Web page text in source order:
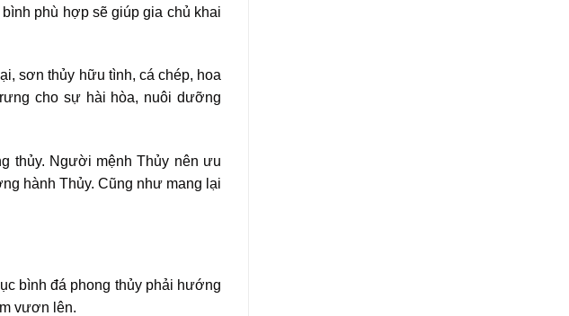
phù hợp sẽ giúp gia chủ khai
sơn thủy hữu tình, cá chép, hoa
cho sự hài hòa, nuôi dưỡng
thủy. Người mệnh Thủy nên ưu
hành Thủy. Cũng như mang lại
bình đá phong thủy phải hướng
vươn lên.